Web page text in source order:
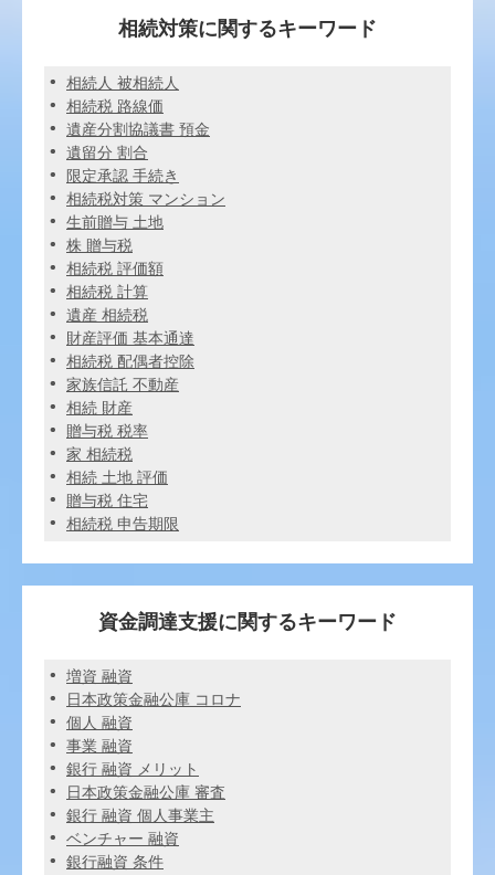
相続対策に関するキーワード
相続人 被相続人
相続税 路線価
遺産分割協議書 預金
遺留分 割合
限定承認 手続き
相続税対策 マンション
生前贈与 土地
株 贈与税
相続税 評価額
相続税 計算
遺産 相続税
財産評価 基本通達
相続税 配偶者控除
家族信託 不動産
相続 財産
贈与税 税率
家 相続税
相続 土地 評価
贈与税 住宅
相続税 申告期限
資金調達支援に関するキーワード
増資 融資
日本政策金融公庫 コロナ
個人 融資
事業 融資
銀行 融資 メリット
日本政策金融公庫 審査
銀行 融資 個人事業主
ベンチャー 融資
銀行融資 条件